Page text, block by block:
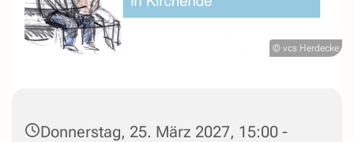
© vcs Herdecke
Donnerstag, 25. März 2027, 15:00 -